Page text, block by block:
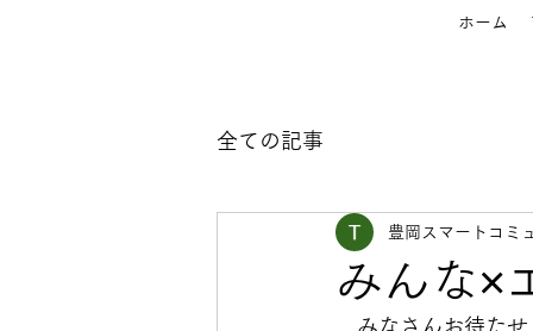
ホーム
全ての記事
みんな×
豊岡スマートコミ
みなさんお待たせ